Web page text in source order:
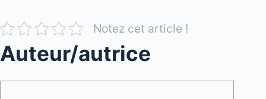
Notez cet article !
Auteur/autrice